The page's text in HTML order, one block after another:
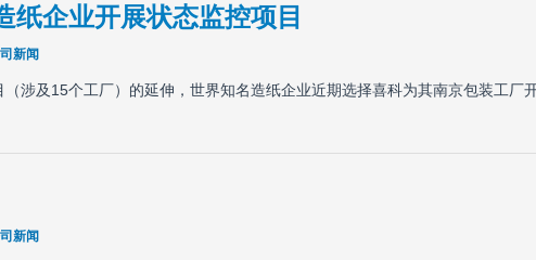
纸企业开展状态监控项目
新闻
涉及15个工厂）的延伸，世界知名造纸企业近期选择喜科为其南京包装工厂
新闻